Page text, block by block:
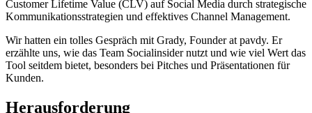
Customer Lifetime Value (CLV) auf Social Media durch strategische
Kommunikationsstrategien und effektives Channel Management.
Wir hatten ein tolles Gespräch mit Grady, Founder at pavdy. Er
erzählte uns, wie das Team Socialinsider nutzt und wie viel Wert das
Tool seitdem bietet, besonders bei Pitches und Präsentationen für
Kunden.
Herausforderung